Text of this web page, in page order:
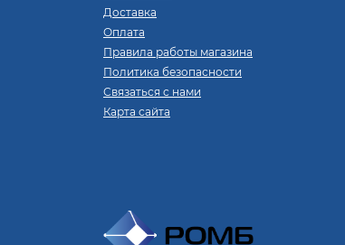
Доставка
Оплата
Правила работы магазина
Политика безопасности
Связаться с нами
Карта сайта